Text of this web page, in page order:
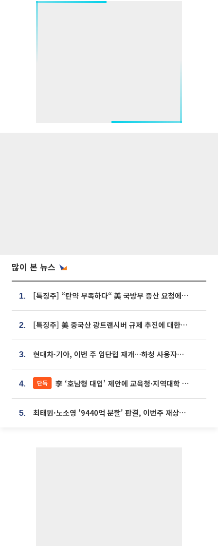
많이 본 뉴스
1. [특징주] “탄약 부족하다“ 美 국방부 증산 요청에⋯국내 방산주 급등세
2. [특징주] 美 중국산 광트랜시버 규제 추진에 대한광통신 등 광통신株 강세
3. 현대차·기아, 이번 주 임단협 재개…하청 사용자성 재심도 ‘변수’
4. 단독 李 ‘호남형 대입’ 제안에 교육청·지역대학 서·논술형 입시 연계 '착수'
5. 최태원·노소영 '9440억 분할' 판결, 이번주 재상고 여부 주목